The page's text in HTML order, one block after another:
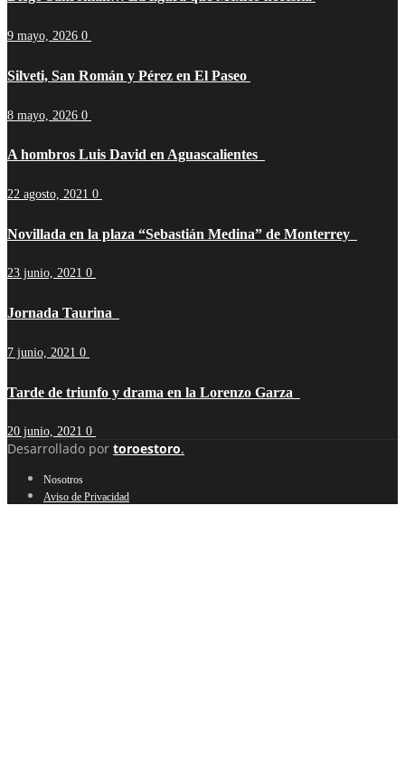
9 mayo, 2026 0
Silveti, San Román y Pérez en El Paseo
8 mayo, 2026 0
A hombros Luis David en Aguascalientes
22 agosto, 2021 0
Novillada en la plaza “Sebastián Medina” de Monterrey
23 junio, 2021 0
Jornada Taurina
7 junio, 2021 0
Tarde de triunfo y drama en la Lorenzo Garza
20 junio, 2021 0
Desarrollado por toroestoro.
Nosotros
Aviso de Privacidad